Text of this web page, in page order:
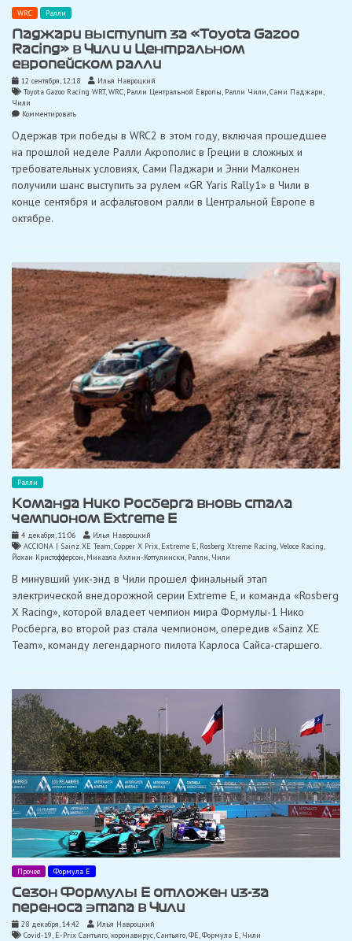
WRC Ралли
Паджари выступит за «Toyota Gazoo
Racing» в Чили и Центральном
европейском ралли
12 сентября, 12:18
Илья Навроцкий
Toyota Gazoo Racing WRT,WRC, Ралли Центральной Европы, Ралли Чили,Сами Паджари
Чили
Комментироватьon
выступит
«Toyota
Gazoo
в
Чили
Одержав три победы в WRC2 в этом году, включая прошедшее
на прошлой неделе Ралли Акрополис в Греции в сложных и
требовательных условиях, Сами Паджари и Энни Малконен
получили шанс выступить за рулем «GR Yaris Rally1» в Чили в
конце сентября и асфальтовом ралли в Центральной Европе в
октябре.
Ралли
Команда Нико Росберга вновь стала
чемпионом Extreme E
4 декабря, 11:06
Илья Навроцкий
ACCIONA | Sainz XE Team,Copper X Prix, Extreme E, Rosberg Xtreme Racing,Veloce Racing
Йохан Кристофферсон, Микаэла Ахлин-Коттулински, Ралли, Чили
В минувший уик-энд в Чили прошел финальный этап
электрической внедорожной серии Extreme E, и команда «Rosberg
X Racing», которой владеет чемпион мира Формулы-1 Нико
Росберга, во второй раз стала чемпионом, опередив «Sainz XE
Team», команду легендарного пилота Карлоса Сайса-старшего.
Прочее Формула Е
Сезон Формулы E отложен из-за
переноса этапа в Чили
28 декабря, 14:42
Илья Навроцкий
Covid-19, E-Prix Сантьяго, коронавирус,Сантьяго,ФЕ,Формула Е, Чили